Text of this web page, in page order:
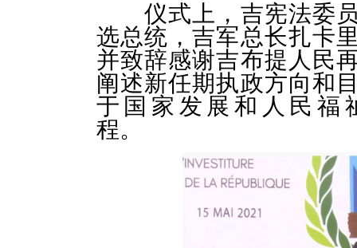
仪式上，吉宪法委
选总统，吉军总长扎卡
并致辞感谢吉布提人民
阐述新任期执政方向和
于国家发展和人民福
程。